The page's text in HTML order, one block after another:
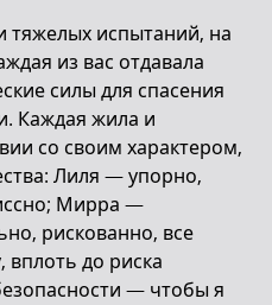
испытаний, на
из вас отдавала
силы для спасения
Каждая жила и
со своим характером,
Лиля — упорно,
Мирра —
рискованно, все
до риска
— чтобы я